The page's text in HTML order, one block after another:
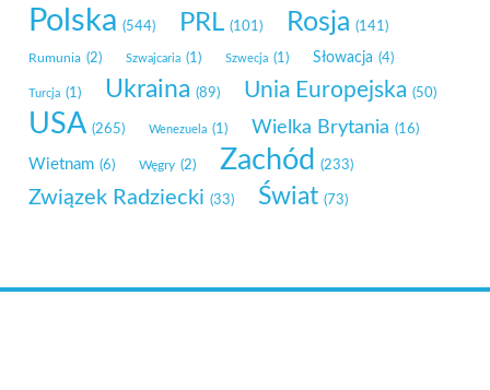
Polska (544) PRL (101) Rosja (141)
Rumunia (2) Szwajcaria (1) Szwecja (1) Słowacja (4)
Turcja (1) Ukraina (89) Unia Europejska (50)
USA (265) Wenezuela (1) Wielka Brytania (16)
Wietnam (6) Węgry (2) Zachód (233)
Związek Radziecki (33) Świat (73)